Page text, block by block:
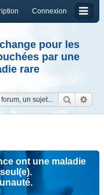
Connexion
pour les
par une
rare
ont une maladie